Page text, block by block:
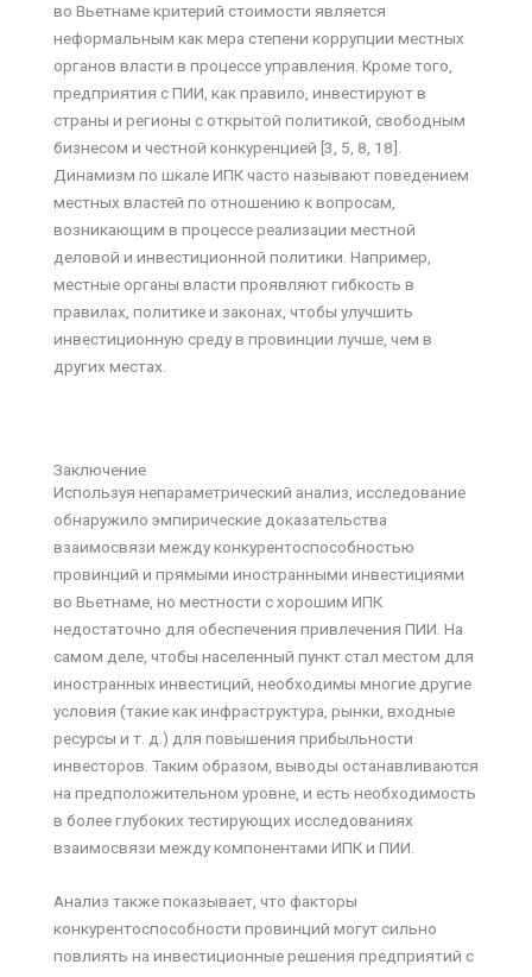
во Вьетнаме критерий стоимости является
неформальным как мера степени коррупции местных
органов власти в процессе управления. Кроме того,
предприятия с ПИИ, как правило, инвестируют в
страны и регионы с открытой политикой, свободным
бизнесом и честной конкуренцией [3, 5, 8, 18].
Динамизм по шкале ИПК часто называют поведением
местных властей по отношению к вопросам,
возникающим в процессе реализации местной
деловой и инвестиционной политики. Например,
местные органы власти проявляют гибкость в
правилах, политике и законах, чтобы улучшить
инвестиционную среду в провинции лучше, чем в
других местах.
Заключение
Используя непараметрический анализ, исследование
обнаружило эмпирические доказательства
взаимосвязи между конкурентоспособностью
провинций и прямыми иностранными инвестициями
во Вьетнаме, но местности с хорошим ИПК
недостаточно для обеспечения привлечения ПИИ. На
самом деле, чтобы населенный пункт стал местом для
иностранных инвестиций, необходимы многие другие
условия (такие как инфраструктура, рынки, входные
ресурсы и т. д.) для повышения прибыльности
инвесторов. Таким образом, выводы останавливаются
на предположительном уровне, и есть необходимость
в более глубоких тестирующих исследованиях
взаимосвязи между компонентами ИПК и ПИИ.
Анализ также показывает, что факторы
конкурентоспособности провинций могут сильно
повлиять на инвестиционные решения предприятий с